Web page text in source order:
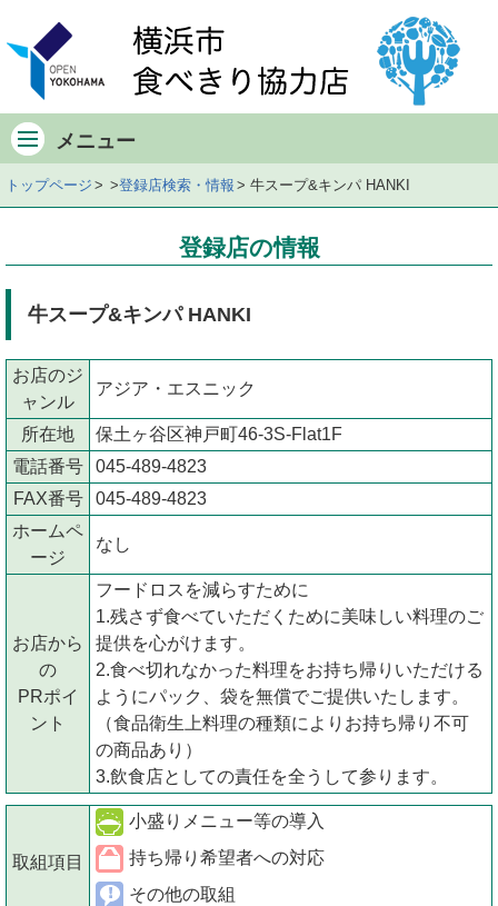
イ
ニ
ュ
店
舗
図
メニュー
トップページ 登録店検索・情報 牛スープ&キンパ HANKI
登録店の情報
牛スープ&キンパ HANKI
お店のジ
ャンル
アジア・エスニック
所在地
保土ヶ谷区神戸町46-3S-Flat1F
電話番号
045-489-4823
FAX番号
045-489-4823
ホームペ
ージ
なし
お店から
の
PRポイ
ント
フードロスを減らすために
1.残さず食べていただくために美味しい料理のご
提供を心がけます。
2.食べ切れなかった料理をお持ち帰りいただける
ようにパック、袋を無償でご提供いたします。
（食品衛生上料理の種類によりお持ち帰り不可
の商品あり）
3.飲食店としての責任を全うして参ります。
取組項目
小盛りメニュー等の導入
持ち帰り希望者への対応
その他の取組